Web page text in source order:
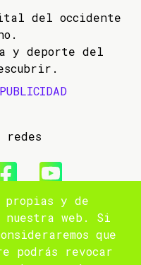
del occidente
y deporte del
PUBLICIDAD
redes
propias y de
nuestra web. Si
que
podrás revocar